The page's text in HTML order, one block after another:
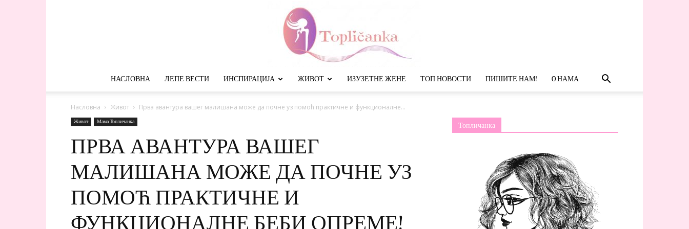
НАСЛОВНА ЛЕПЕ ВЕСТИ ИНСПИРАЦИЈА ЖИВОТ ИЗУЗЕТНЕ ЖЕНЕ ТОП НОВОСТИ ПИШИТЕ НАМ! O НАМА
Насловна Живот Прва авантура вашег малишана може да почне уз помоћ практичне и функционалне...
Живот Мама Топличанка
ПРВА АВАНТУРА ВАШЕГ
МАЛИШАНА МОЖЕ ДА ПОЧНЕ УЗ
ПОМОЋ ПРАКТИЧНЕ И
ФУНКЦИОНАЛНЕ БЕБИ ОПРЕМЕ!
Топличанка